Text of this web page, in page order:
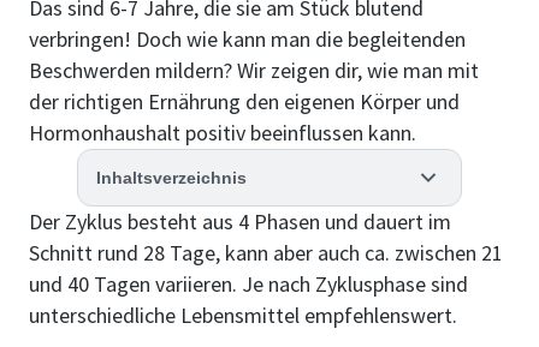
Das sind 6-7 Jahre, die sie am Stück blutend
verbringen! Doch wie kann man die begleitenden
Beschwerden mildern? Wir zeigen dir, wie man mit
der richtigen Ernährung den eigenen Körper und
Hormonhaushalt positiv beeinflussen kann.
Inhaltsverzeichnis
Der Zyklus besteht aus 4 Phasen und dauert im
Schnitt rund 28 Tage, kann aber auch ca. zwischen 21
und 40 Tagen variieren. Je nach Zyklusphase sind
unterschiedliche Lebensmittel empfehlenswert.